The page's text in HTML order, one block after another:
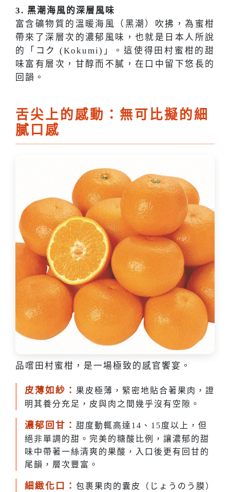
3. 黑潮海風的深層風味
富含礦物質的溫暖海風（黑潮）吹拂，為蜜柑
帶來了深層次的濃郁風味，也就是日本人所說
的「コク (Kokumi)」。這使得田村蜜柑的甜
味富有層次，甘醇而不膩，在口中留下悠長的
回韻。
舌尖上的感動：無可比擬的細
膩口感
品嚐田村蜜柑，是一場極致的感官饗宴。
皮薄如紗： 果皮極薄，緊密地貼合著果肉，證
明其養分充足，皮與肉之間幾乎沒有空隙。
濃郁回甘： 甜度動輒高達14、15度以上，但
絕非單調的甜。完美的糖酸比例，讓濃郁的甜
味中帶著一絲清爽的果酸，入口後更有回甘的
尾韻，層次豐富。
細緻化口： 包裹果肉的囊皮（じょうのう膜）